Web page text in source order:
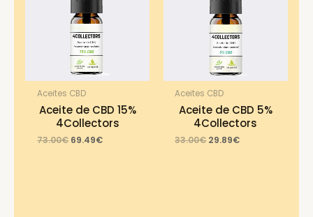
Aceites CBD
Aceite de CBD 15%
4Collectors
73.00€ Original
69.49€Current
Aceites CBD
Aceite de CBD 5%
4Collectors
33.00€ Original
29.89€Current